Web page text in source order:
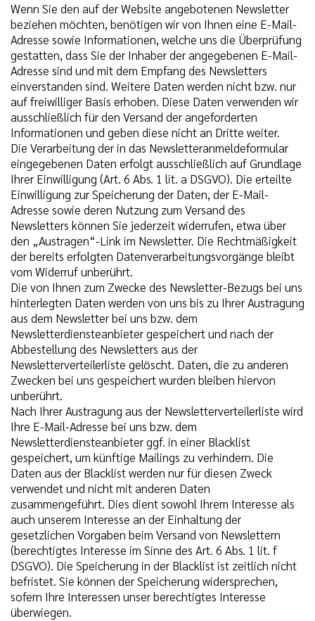
Wenn Sie den auf der Website angebotenen Newsletter
beziehen möchten, benötigen wir von Ihnen eine E-Mail-
Adresse sowie Informationen, welche uns die Überprüfung
gestatten, dass Sie der Inhaber der angegebenen E-Mail-
Adresse sind und mit dem Empfang des Newsletters
einverstanden sind. Weitere Daten werden nicht bzw. nur
auf freiwilliger Basis erhoben. Diese Daten verwenden wir
ausschließlich für den Versand der angeforderten
Informationen und geben diese nicht an Dritte weiter.
Die Verarbeitung der in das Newsletteranmeldeformular
eingegebenen Daten erfolgt ausschließlich auf Grundlage
Ihrer Einwilligung (Art. 6 Abs. 1 lit. a DSGVO). Die erteilte
Einwilligung zur Speicherung der Daten, der E-Mail-
Adresse sowie deren Nutzung zum Versand des
Newsletters können Sie jederzeit widerrufen, etwa über
den „Austragen“-Link im Newsletter. Die Rechtmäßigkeit
der bereits erfolgten Datenverarbeitungsvorgänge bleibt
vom Widerruf unberührt.
Die von Ihnen zum Zwecke des Newsletter-Bezugs bei uns
hinterlegten Daten werden von uns bis zu Ihrer Austragung
aus dem Newsletter bei uns bzw. dem
Newsletterdiensteanbieter gespeichert und nach der
Abbestellung des Newsletters aus der
Newsletterverteilerliste gelöscht. Daten, die zu anderen
Zwecken bei uns gespeichert wurden bleiben hiervon
unberührt.
Nach Ihrer Austragung aus der Newsletterverteilerliste wird
Ihre E-Mail-Adresse bei uns bzw. dem
Newsletterdiensteanbieter ggf. in einer Blacklist
gespeichert, um künftige Mailings zu verhindern. Die
Daten aus der Blacklist werden nur für diesen Zweck
verwendet und nicht mit anderen Daten
zusammengeführt. Dies dient sowohl Ihrem Interesse als
auch unserem Interesse an der Einhaltung der
gesetzlichen Vorgaben beim Versand von Newslettern
(berechtigtes Interesse im Sinne des Art. 6 Abs. 1 lit. f
DSGVO). Die Speicherung in der Blacklist ist zeitlich nicht
befristet. Sie können der Speicherung widersprechen,
sofern Ihre Interessen unser berechtigtes Interesse
überwiegen.